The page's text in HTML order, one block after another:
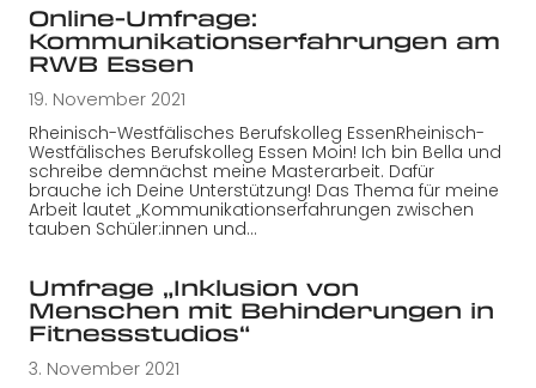
Online-Umfrage:
Kommunikationserfahrungen am
RWB Essen
19. November 2021
Rheinisch-Westfälisches Berufskolleg EssenRheinisch-
Westfälisches Berufskolleg Essen Moin! Ich bin Bella und
schreibe demnächst meine Masterarbeit. Dafür
brauche ich Deine Unterstützung! Das Thema für meine
Arbeit lautet „Kommunikationserfahrungen zwischen
tauben Schüler:innen und…
Umfrage „Inklusion von
Menschen mit Behinderungen in
Fitnessstudios“
3. November 2021